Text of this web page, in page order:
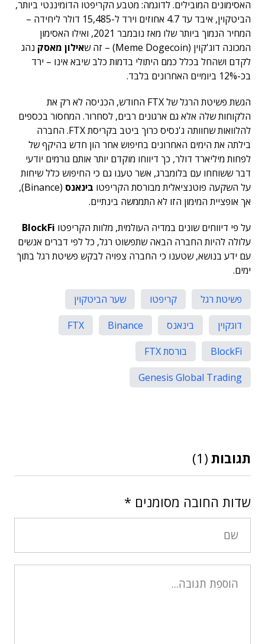
האסימונים המובילים. לדוגמה: מטבע הקריפטו הדומיננטי ביותר,
הביטקוין, איבד עד 4.7 אחוזים וירד ל-15,485 דולר ליחידה –
המחיר הנמוך ביותר שלו מאז נובמבר 2021, ואילו האסימון
המכונה דוג'קוין (Meme Dogecoin) – זה ש
אילון מאסק נהג
לקדם ושהחל בכלל כמם היתולי בדמות כלב שיבא אינו – ירד
בכ-12% ביומיים האחרונים בלבד.
הגשת פשיטת הרגל של FTX החודש, הכניסה לא רק את
הלקוחות שלה אלא גם ארגונים רבים, לסחרור. המחסור בכספים
להלוואות שחוותה ג'נסיס כרוך ביטב בקריסת FTX. החברה
בילתה את הימים האחרונים בחיפוש אחר הון חדש בהיקף של
לפחות מיליארד דולר, כך דיווחו מוקדם יותר אותם גורמים יודעי
דבר ששוחחו עם בלומברג, אשר טענו גם כי החיפוש כלל שיחות
על השקעה פוטנציאלית מבורסת הקריפטו בינאנס
(Binance),
אך אופציית המימון הזו לא התממשה בינתיים.
על פי דיווחים שונים במדיה העולמית, מלוות הקריפטו BlockFi
עלולה להיות החברה הבאה שתפשוט רגל, כל לפי דברים אנשים
עם ידע בנושא, שטענו כי החברה צפויה לבקש פשיטת רגל בתוך
ימים.
פשיטת רגל קריפטו
שער הביטקוין
דוגקוין
בינאנס Binance
FTX
BlockFi
בורסת FTX
Genesis Global Trading
תגובות (1)
שדות החובה מסומנים *